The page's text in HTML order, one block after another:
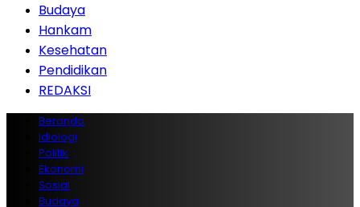
Budaya
Hankam
Kesehatan
Pendidikan
REDAKSI
Beranda
Idiologi
Politik
Ekonomi
Sosial
Budaya